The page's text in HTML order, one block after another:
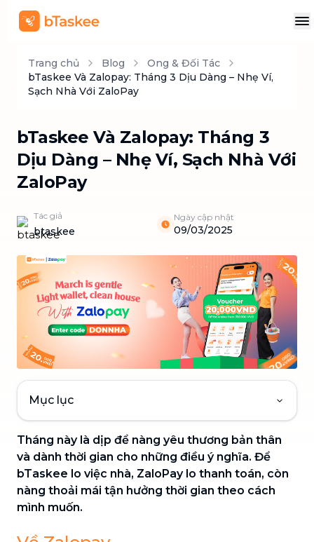
Trang chủ Blog
Ong & Đối Tác
bTaskee Và Zalopay: Tháng 3 Dịu Dàng – Nhẹ Ví,
Sạch Nhà Với ZaloPay
bTaskee Và Zalopay: Tháng 3
Dịu Dàng – Nhẹ Ví, Sạch Nhà Với
ZaloPay
Tác giả
btaskee
Ngày cập nhật
09/03/2025
Mục lục
Tháng này là dịp để nàng yêu thương bản thân
và dành thời gian cho những điều ý nghĩa. Để
bTaskee lo việc nhà, ZaloPay lo thanh toán, còn
nàng thoải mái tận hưởng thời gian theo cách
mình muốn.